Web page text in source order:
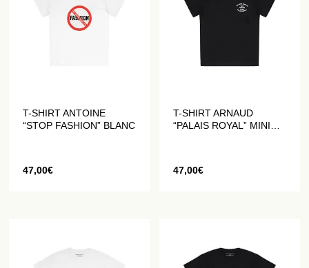
T-SHIRT ANTOINE
“STOP FASHION” BLANC
47,00€
T-SHIRT ARNAUD
“PALAIS ROYAL” MINI
47,00€